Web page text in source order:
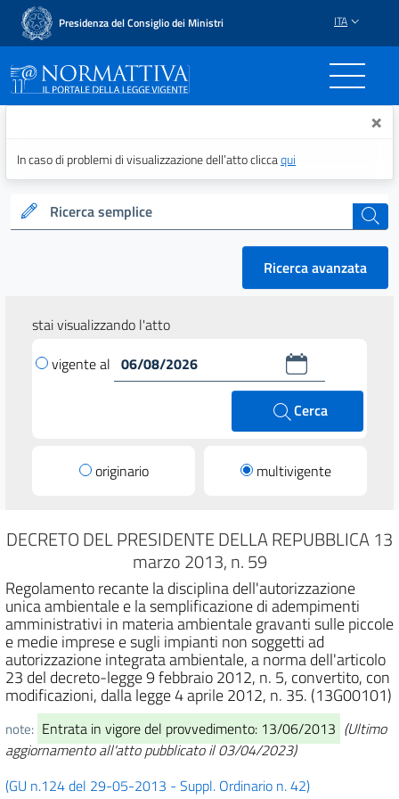
Presidenza del Consiglio dei Ministri ITA
Normattiva - Il portale ×
In caso di problemi di visualizzazione dell’atto cliccaqui
Ricerca semplice cerca
Ricerca avanzata
stai visualizzando l'atto
vigente al
Cerca
originario multivigente
DECRETO DEL PRESIDENTE DELLA REPUBBLICA 13
marzo 2013, n. 59
Regolamento recante la disciplina dell'autorizzazione
unica ambientale e la semplificazione di adempimenti
amministrativi in materia ambientale gravanti sulle piccole
e medie imprese e sugli impianti non soggetti ad
autorizzazione integrata ambientale, a norma dell'articolo
23 del decreto-legge 9 febbraio 2012, n. 5, convertito, con
modificazioni, dalla legge 4 aprile 2012, n. 35. (13G00101)
note: Entrata in vigore del provvedimento: 13/06/2013 (Ultimo
aggiornamento all'atto pubblicato il 03/04/2023)
(GU n.124 del 29-05-2013 - Suppl. Ordinario n. 42)